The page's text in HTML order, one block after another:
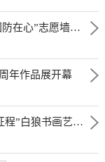
让艺术进社区｜美术学院开展“涂美街道，国防在心”志愿墙绘活动
年作品展开幕
美术学院学生参观学习“走进新时代 奋进新征程”白狼书画艺术展